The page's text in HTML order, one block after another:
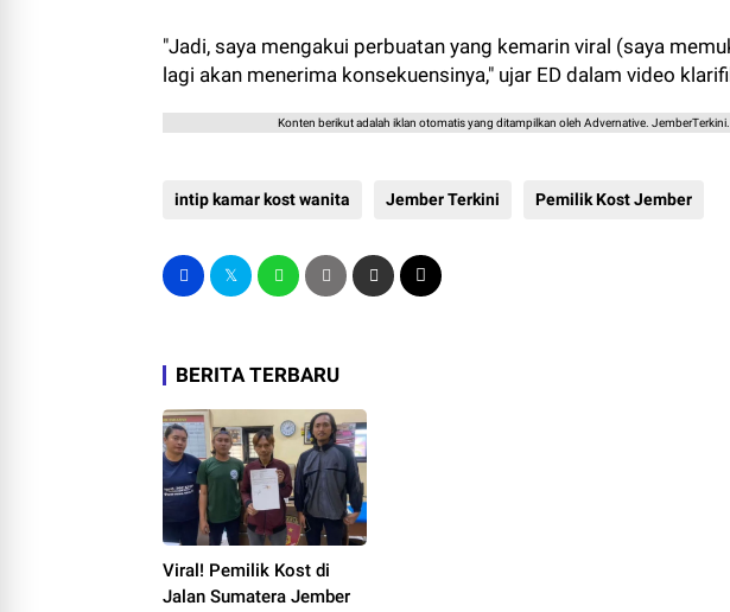
"Jadi, saya mengakui perbuatan yang kemarin viral (saya
lagi akan menerima konsekuensinya," ujar ED dalam video
Konten berikut adalah iklan otomatis yang ditampilkan oleh Advernative.
intip kamar kost wanita Jember Terkini Pemilik Kost Jember
BERITA TERBARU
Viral! Pemilik Kost di
Jalan Sumatera Jember